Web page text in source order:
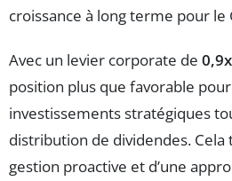
croissance à long terme pour le
Avec un levier corporate de 0,9x
position plus que favorable
investissements stratégiques
distribution de dividendes. Cela
gestion proactive et d’une